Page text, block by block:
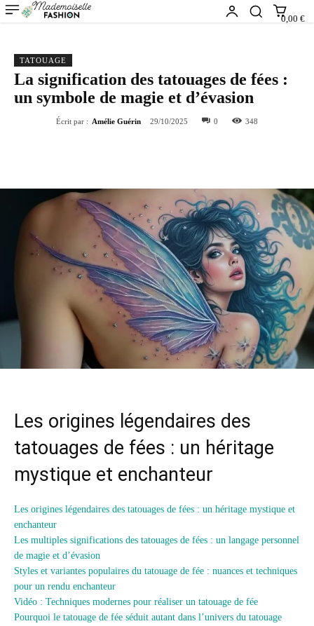
0,00 €
TATOUAGE
La signification des tatouages de fées :
un symbole de magie et d’évasion
Écrit par : Amélie Guérin 29/10/2025 0 348
Les origines légendaires des
tatouages de fées : un héritage
mystique et enchanteur
Les origines légendaires des tatouages de fées : un héritage mystique et
enchanteur
Les multiples significations des tatouages de fées : un langage personnel
de magie et d’évasion
Styles et variantes populaires du tatouage de fée : nuances et techniques
pour un rendu enchanteur
Vidéo : Techniques modernes pour réaliser un tatouage de fée
Pourquoi le tatouage de fée séduit autant dans l’univers du tatouage